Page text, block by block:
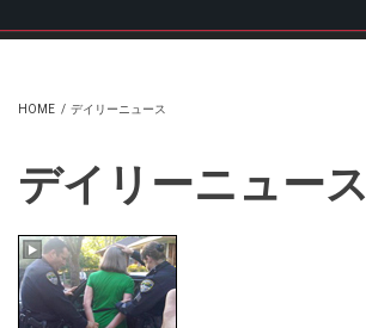
HOME / デイリーニュース
デイリーニュース